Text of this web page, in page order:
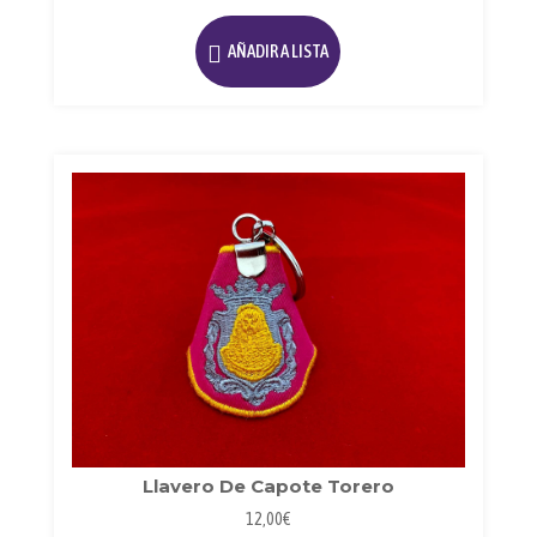
AÑADIR A LISTA
Llavero De Capote Torero
12,00€